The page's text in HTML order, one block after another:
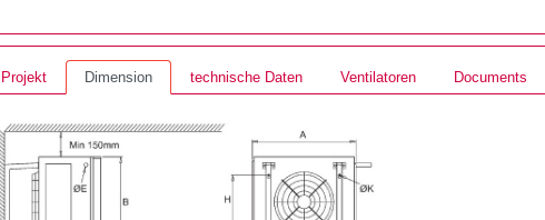
Projekt Dimension technische Daten Ventilatoren Documents